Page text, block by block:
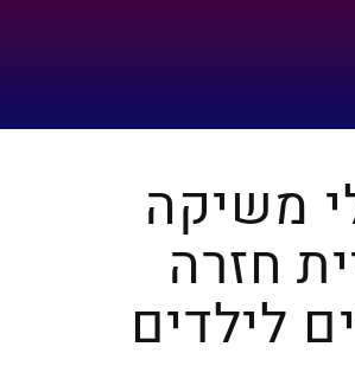
משיקה
חזרה
לילדים